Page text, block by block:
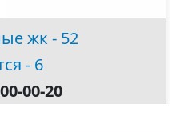
жк - 52
- 6
00-20